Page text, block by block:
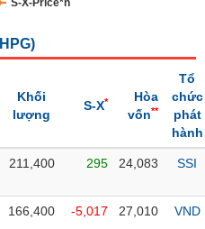
S-X-Price*n
HPG)
Khối
lượng
S-X*
Hòa
vốn**
Tổ
chức
phát
hành
211,400 295 24,083 SSI
166,400 -5,017 27,010 VND